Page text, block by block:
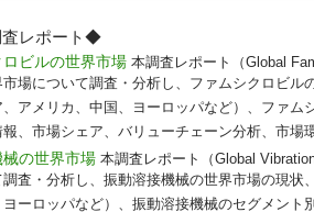
レポート◆
ビルの世界市場 本調査レポート（Global
場について調査・分析し、ファムシクロビ
、アメリカ、中国、ヨーロッパなど）、ファ
、市場シェア、バリューチェーン分析、市
の世界市場 本調査レポート（Global
査・分析し、振動溶接機械の世界市場の現
ーロッパなど）、振動溶接機械のセグメン